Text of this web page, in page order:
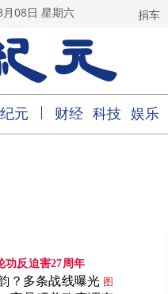
08日 星期六 捐车
元 财经 科技 娱乐
功反迫害27周年
？多条战线曝光 图